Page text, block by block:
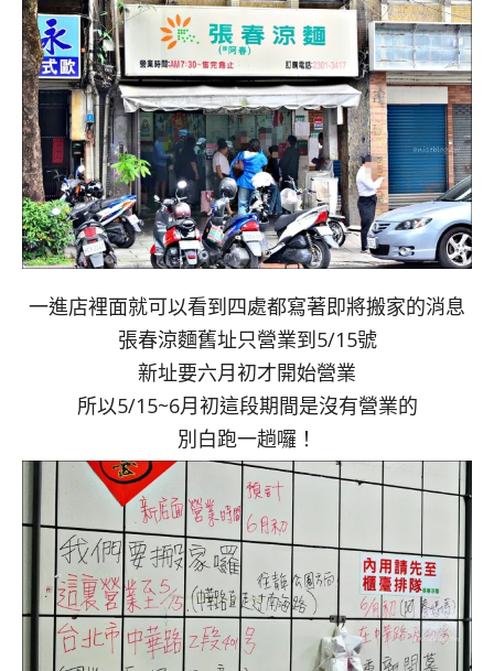
一進店裡面就可以看到四處都寫著即將搬家的消息
張春涼麵舊址只營業到5/15號
新址要六月初才開始營業
所以5/15~6月初這段期間是沒有營業的
別白跑一趟囉！